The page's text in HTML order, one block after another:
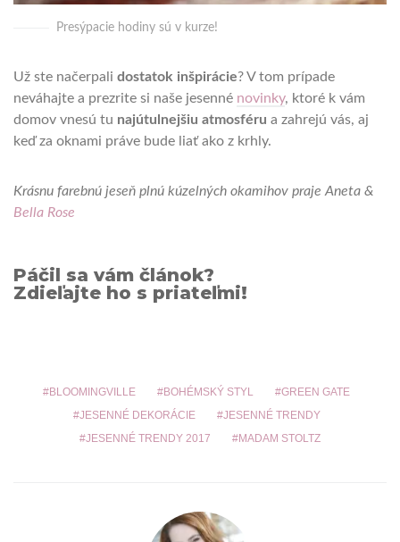
Presýpacie hodiny sú v kurze!
Už ste načerpali dostatok inšpirácie? V tom prípade
neváhajte a prezrite si naše jesenné novinky, ktoré k vám
domov vnesú tu najútulnejšiu atmosféru a zahrejú vás, aj
keď za oknami práve bude liať ako z krhly.
Krásnu farebnú jeseň plnú kúzelných okamihov praje Aneta &
Bella Rose
Páčil sa vám článok?
Zdieľajte ho s priateľmi!
BLOOMINGVILLE BOHÉMSKÝ STYL
GREEN GATE
JESENNÉ DEKORÁCIE
JESENNÉ TRENDY
JESENNÉ TRENDY 2017
MADAM STOLTZ